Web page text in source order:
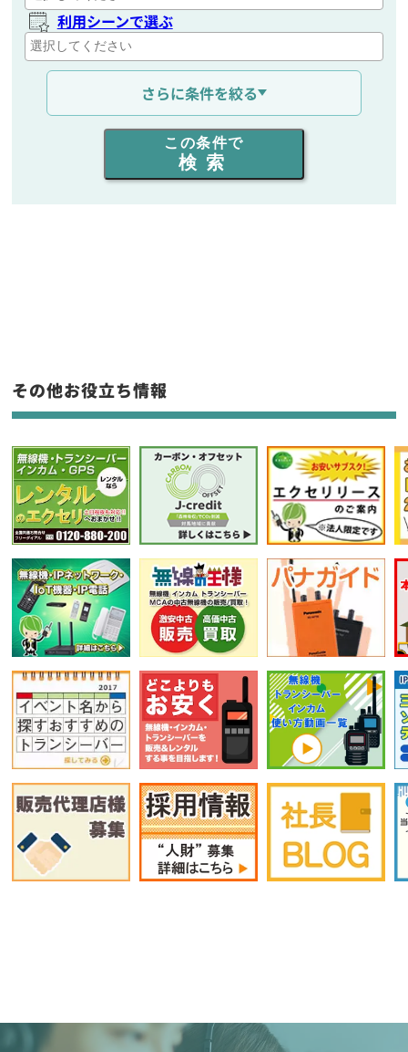
利用シーンで選ぶ
通信距離を選ぶ
出力を選ぶ
同時通話人数を選ぶ
フリーワード入力(製品名等)
選択条件をリセット
さらに条件を絞る
この条件で
検索
その他お役立ち情報